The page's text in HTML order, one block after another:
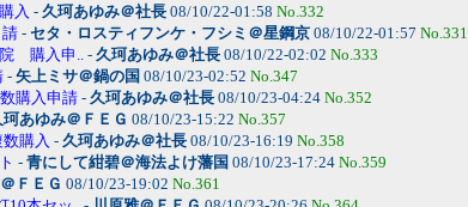
入 - 久珂あゆみ＠社長 08/10/22-01:58 No.332
- セタ・ロスティフンケ・フシミ＠星鋼京 08/10/22-01:57 No.331
院 購入申..- 久珂あゆみ＠社長 08/10/22-02:02 No.333
- 矢上ミサ＠鍋の国 08/10/23-02:52 No.347
購入申請 - 久珂あゆみ＠社長 08/10/23-04:24 No.352
珂あゆみ＠ＦＥＧ 08/10/23-15:22 No.357
購入 - 久珂あゆみ＠社長 08/10/23-16:19 No.358
- 青にして紺碧＠海法よけ藩国 08/10/23-17:24 No.359
ＦＥＧ 08/10/23-19:02 No.361